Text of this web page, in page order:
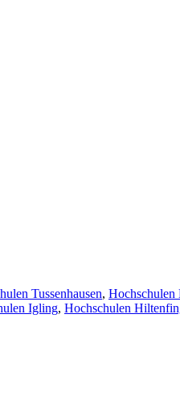
Tussenhausen, Hochschulen
Igling, Hochschulen